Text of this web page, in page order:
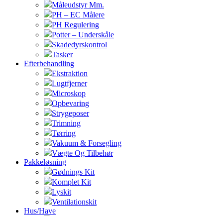
Måleudstyr Mm.
PH – EC Målere
PH Regulering
Potter – Underskåle
Skadedyrskontrol
Tasker
Efterbehandling
Ekstraktion
Lugtfjerner
Microskop
Opbevaring
Strygeposer
Trimning
Tørring
Vakuum & Forsegling
Vægte Og Tilbehør
Pakkeløsning
Gødnings Kit
Komplet Kit
Lyskit
Ventilationskit
Hus/Have